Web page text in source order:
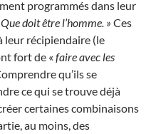
programmés dans leur
Que doit être l’homme. » Ces
leur récipiendaire (le
fort de « faire avec les
qu’ils se
ce qui se trouve déjà
certaines combinaisons
au moins, des